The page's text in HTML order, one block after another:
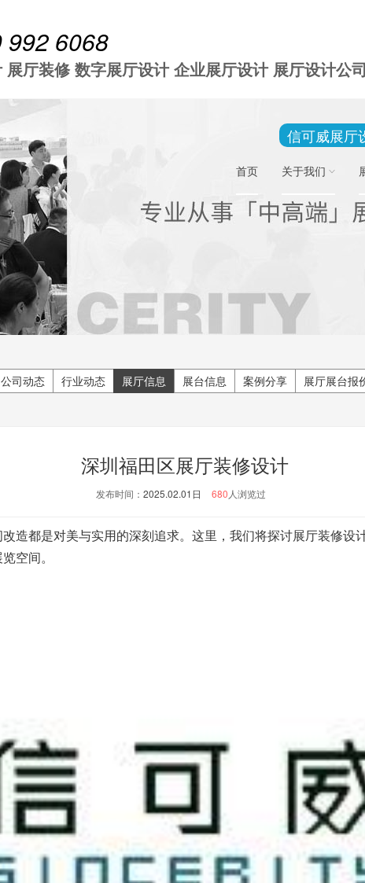
992 6068
展厅装修 数字展厅设计 企业展厅设计 展厅设计公司
信可威展厅
首页 关于我们
公司动态 行业动态 展厅信息 展台信息 案例分享 展厅展台报
深圳福田区展厅装修设计
发布时间： 2025.02.01日 680 人浏览过
都是对美与实用的深刻追求。这里，我们将探讨展厅装修设
空间。